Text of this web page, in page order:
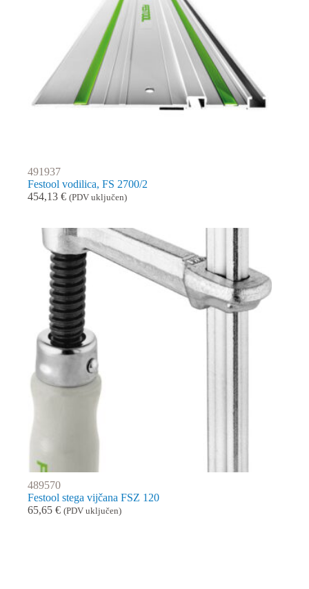
491937
Festool vodilica, FS 2700/2
454,13 € (PDV uključen)
489570
Festool stega vijčana FSZ 120
65,65 € (PDV uključen)